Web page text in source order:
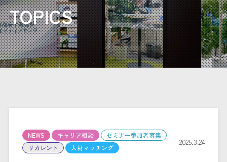
TOPICS
NEWS キャリア相談
セミナー参加者募集
リカレント
人材マッチング
2025.3.24